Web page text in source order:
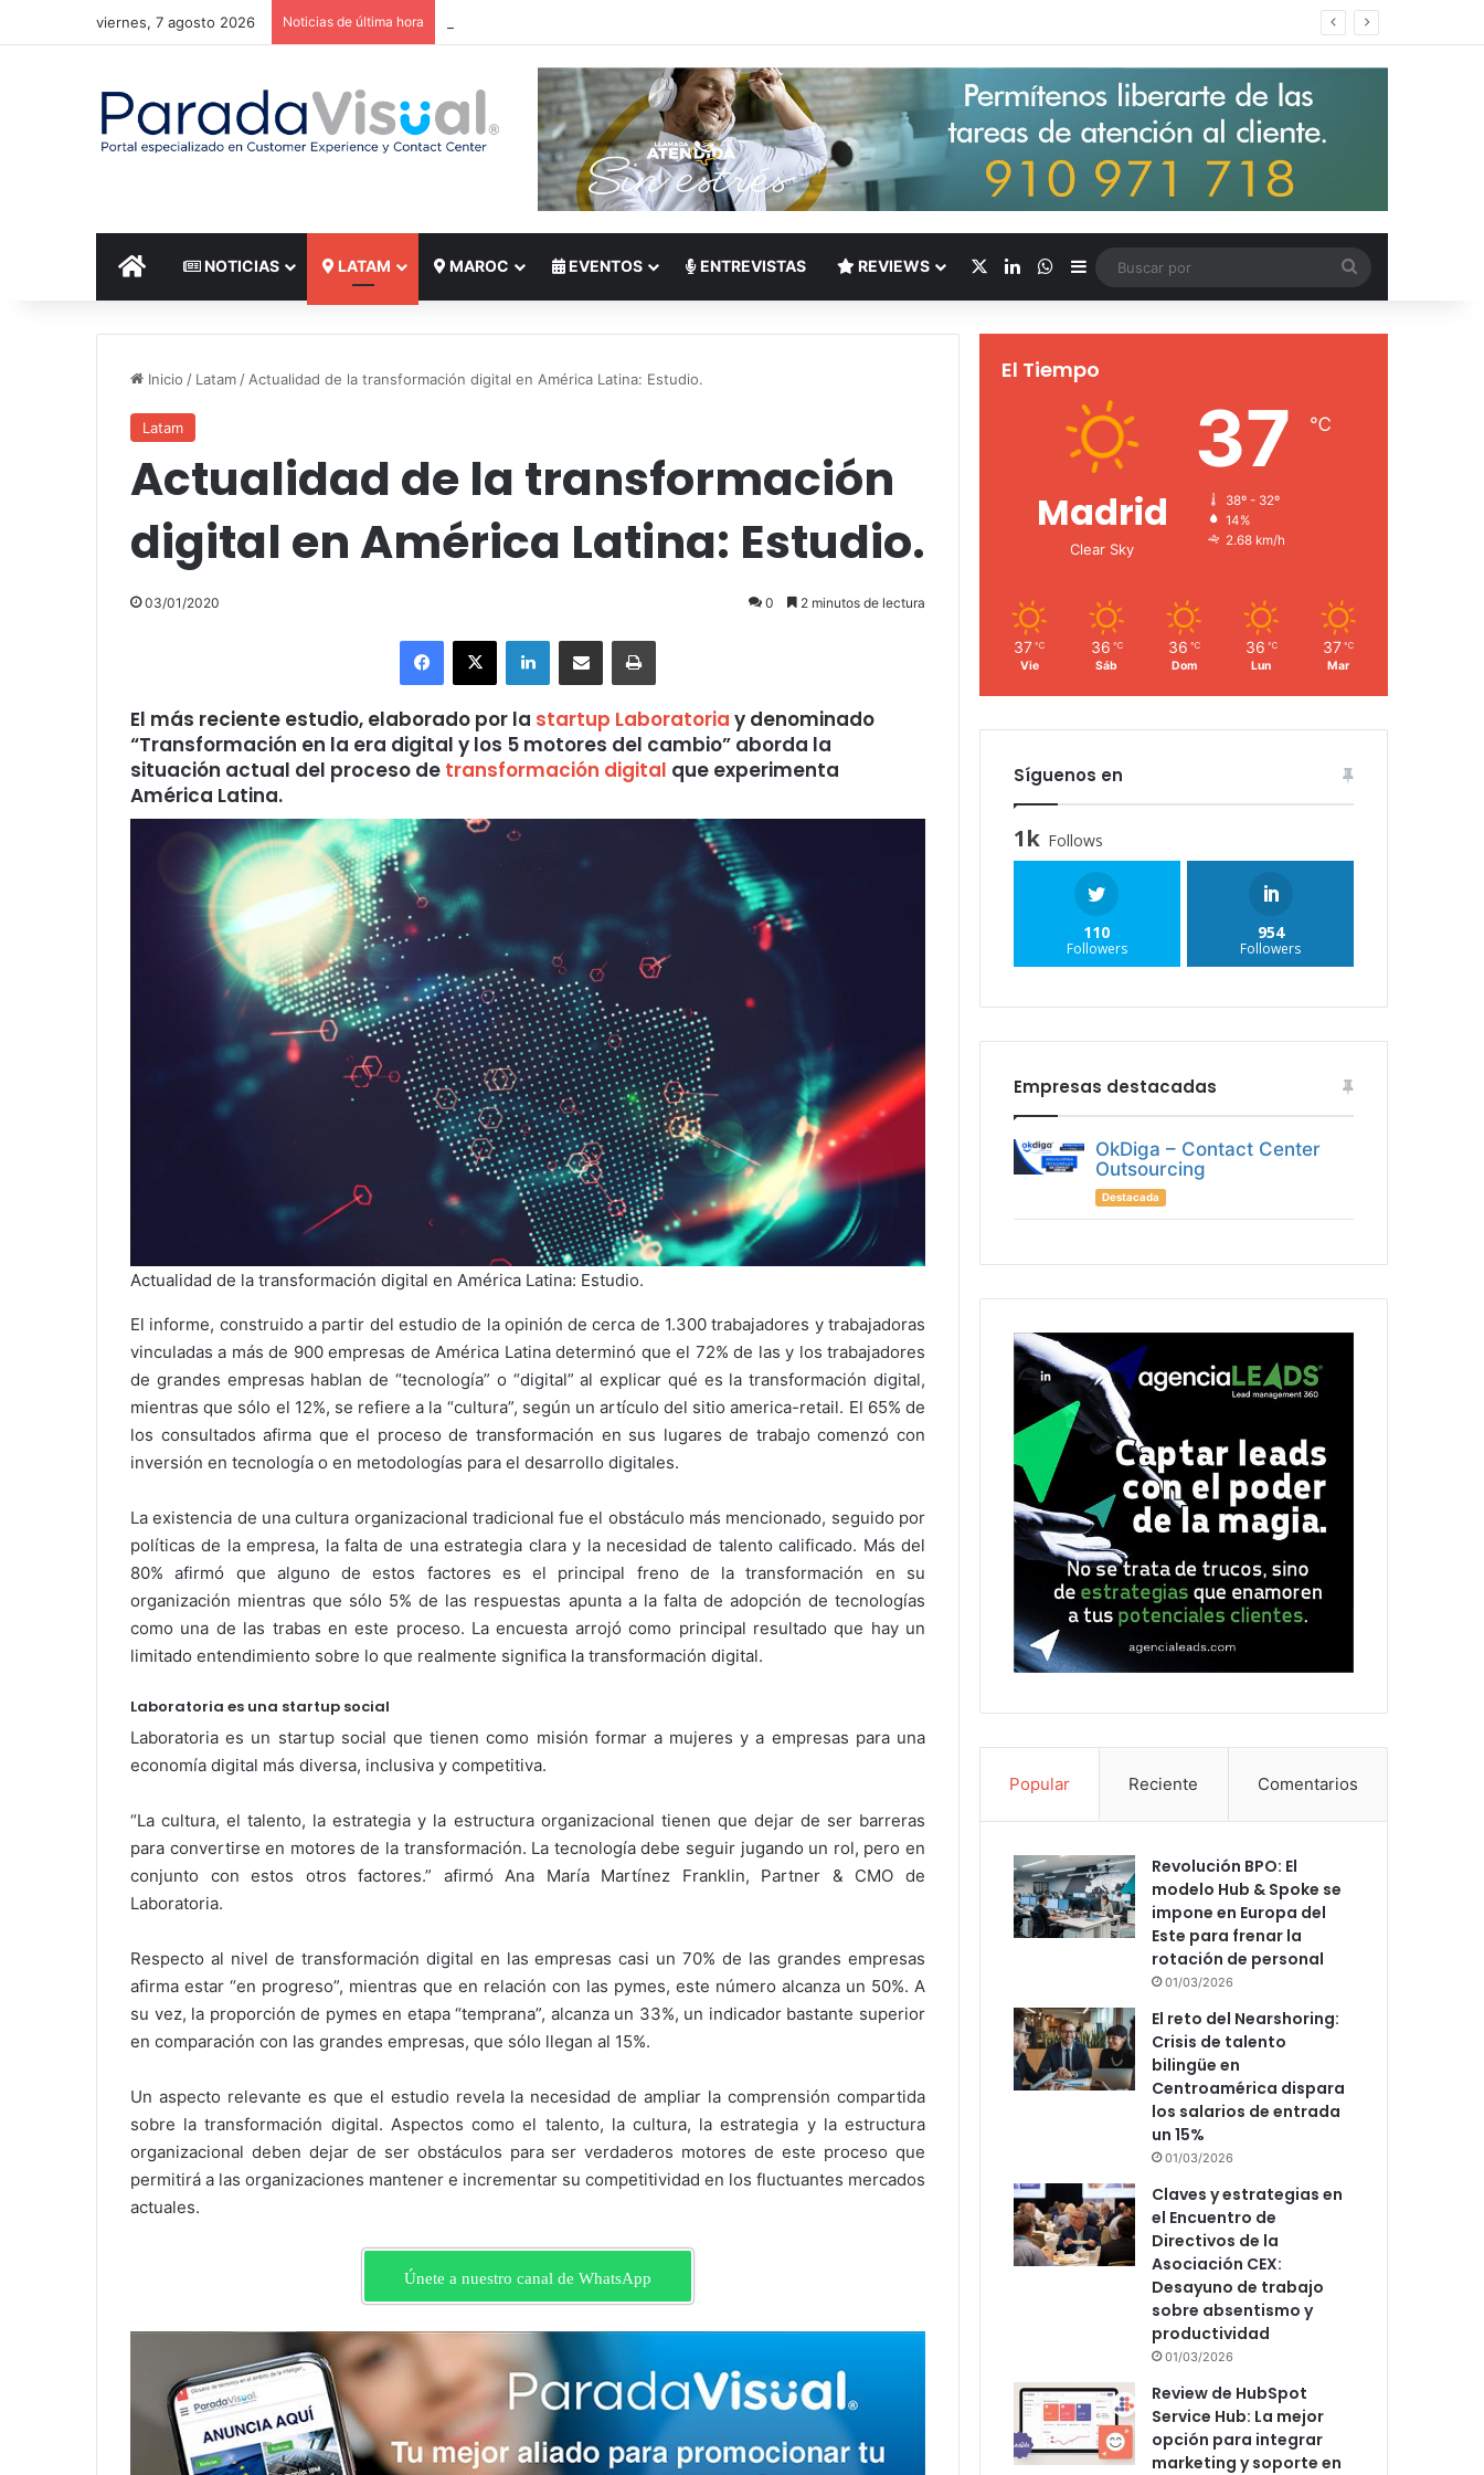
viernes, 7 agosto 2026 Noticias de última hora
INICIO NOTICIAS LATAM MAROC EVENTOS ENTREVISTAS REVIEWS LinkedInWhatsApp
Barra lateral
por
Inicio / Latam/Actualidad de la transformación digital en América Latina: Estudio.
Latam
Actualidad de la transformación
digital en América Latina: Estudio.
03/01/2020 0 2 minutos de lectura
Facebook
X LinkedInCompartir por correo electrónicoImprimir
El más reciente estudio, elaborado por la startup Laboratoria y denominado
“Transformación en la era digital y los 5 motores del cambio” aborda la
situación actual del proceso de transformación digital que experimenta
América Latina.
Actualidad de la transformación digital en América Latina: Estudio.
El informe, construido a partir del estudio de la opinión de cerca de 1.300 trabajadores y trabajadoras
vinculadas a más de 900 empresas de América Latina determinó que el 72% de las y los trabajadores
de grandes empresas hablan de “tecnología” o “digital” al explicar qué es la transformación digital,
mientras que sólo el 12%, se refiere a la “cultura”, según un artículo del sitio america-retail. El 65% de
los consultados afirma que el proceso de transformación en sus lugares de trabajo comenzó con
inversión en tecnología o en metodologías para el desarrollo digitales.
La existencia de una cultura organizacional tradicional fue el obstáculo más mencionado, seguido por
políticas de la empresa, la falta de una estrategia clara y la necesidad de talento calificado. Más del
80% afirmó que alguno de estos factores es el principal freno de la transformación en su
organización mientras que sólo 5% de las respuestas apunta a la falta de adopción de tecnologías
como una de las trabas en este proceso. La encuesta arrojó como principal resultado que hay un
limitado entendimiento sobre lo que realmente significa la transformación digital.
Laboratoria es una startup social
Laboratoria es un startup social que tienen como misión formar a mujeres y a empresas para una
economía digital más diversa, inclusiva y competitiva.
“La cultura, el talento, la estrategia y la estructura organizacional tienen que dejar de ser barreras
para convertirse en motores de la transformación. La tecnología debe seguir jugando un rol, pero en
conjunto con estos otros factores.” afirmó Ana María Martínez Franklin, Partner & CMO de
Laboratoria.
Respecto al nivel de transformación digital en las empresas casi un 70% de las grandes empresas
afirma estar “en progreso”, mientras que en relación con las pymes, este número alcanza un 50%. A
su vez, la proporción de pymes en etapa “temprana”, alcanza un 33%, un indicador bastante superior
en comparación con las grandes empresas, que sólo llegan al 15%.
Un aspecto relevante es que el estudio revela la necesidad de ampliar la comprensión compartida
sobre la transformación digital. Aspectos como el talento, la cultura, la estrategia y la estructura
organizacional deben dejar de ser obstáculos para ser verdaderos motores de este proceso que
permitirá a las organizaciones mantener e incrementar su competitividad en los fluctuantes mercados
actuales.
Únete a nuestro canal de WhatsApp
El Tiempo
Madrid
Clear Sky
37 ℃
38º - 32º
14%
2.68 km/h
37 ℃
Vie
36 ℃
Sáb
36 ℃
Dom
36 ℃
Lun
37 ℃
Mar
Síguenos en
1k Follows
110
Followers
954
Followers
Empresas destacadas
OkDiga – Contact Center
Outsourcing
Destacada
Popular Reciente Comentarios
Revolución BPO: El
modelo Hub & Spoke se
impone en Europa del
Este para frenar la
rotación de personal
01/03/2026
El reto del Nearshoring:
Crisis de talento
bilingüe en
Centroamérica dispara
los salarios de entrada
un 15%
01/03/2026
Claves y estrategias en
el Encuentro de
Directivos de la
Asociación CEX:
Desayuno de trabajo
sobre absentismo y
productividad
01/03/2026
Review de HubSpot
Service Hub: La mejor
opción para integrar
marketing y soporte en